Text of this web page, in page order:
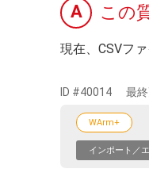
A この
現在、CSVフ
ID #40014 最
WArm+
インポート／